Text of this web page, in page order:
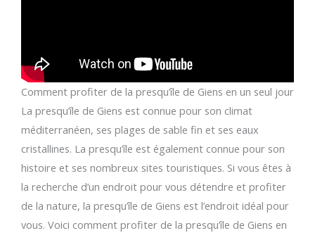
Comment profiter de la presqu’île de Giens en un seul jour
La presqu’île de Giens est connue pour son climat
méditerranéen, ses plages de sable fin et ses eaux
cristallines. La presqu’île est également connue pour son
histoire et ses nombreux sites touristiques. Si vous êtes à
la recherche d’un endroit pour vous détendre et profiter
de la nature, la presqu’île de Giens est l’endroit idéal pour
vous. Voici comment profiter de la presqu’île de Giens en